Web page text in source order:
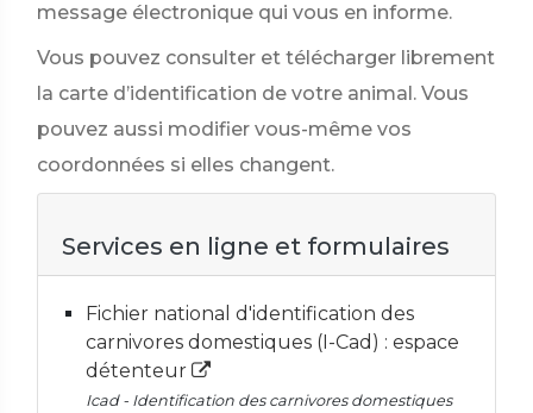
message électronique qui vous en informe.
Vous pouvez consulter et télécharger librement
la carte d’identification de votre animal. Vous
pouvez aussi modifier vous-même vos
coordonnées si elles changent.
Services en ligne et formulaires
Fichier national d'identification des
carnivores domestiques (I-Cad) : espace
détenteur
Icad - Identification des carnivores domestiques